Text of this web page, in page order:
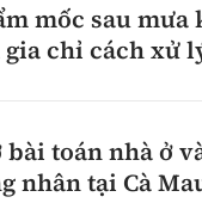
mốc sau mưa
gia chỉ cách xử
bài toán nhà ở
nhân tại Cà